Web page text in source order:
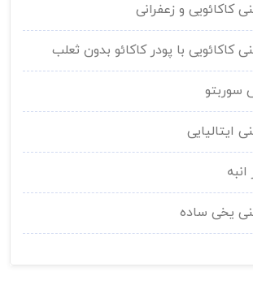
کاکائویی و زعفرانی
کاکائویی با پودر کاکائو بدون ثعلب
سوربتو
ایتالیایی
یخی ساده